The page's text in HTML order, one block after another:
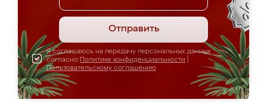
Отправить
Я соглашаюсь на передачу персональных данных
согласно Политике конфиденциальности
Пользовательскому соглашению